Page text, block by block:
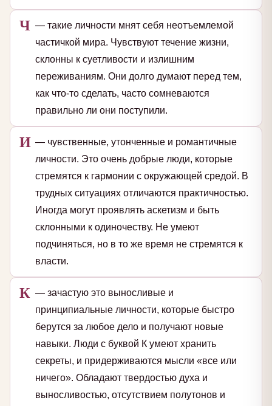
Ч — такие личности мнят себя неотъемлемой
частичкой мира. Чувствуют течение жизни,
склонны к суетливости и излишним
переживаниям. Они долго думают перед тем,
как что-то сделать, часто сомневаются
правильно ли они поступили.
И — чувственные, утонченные и романтичные
личности. Это очень добрые люди, которые
стремятся к гармонии с окружающей средой. В
трудных ситуациях отличаются практичностью.
Иногда могут проявлять аскетизм и быть
склонными к одиночеству. Не умеют
подчиняться, но в то же время не стремятся к
власти.
К — зачастую это выносливые и
принципиальные личности, которые быстро
берутся за любое дело и получают новые
навыки. Люди с буквой К умеют хранить
секреты, и придерживаются мысли «все или
ничего». Обладают твердостью духа и
выносливостью, отсутствием полутонов и